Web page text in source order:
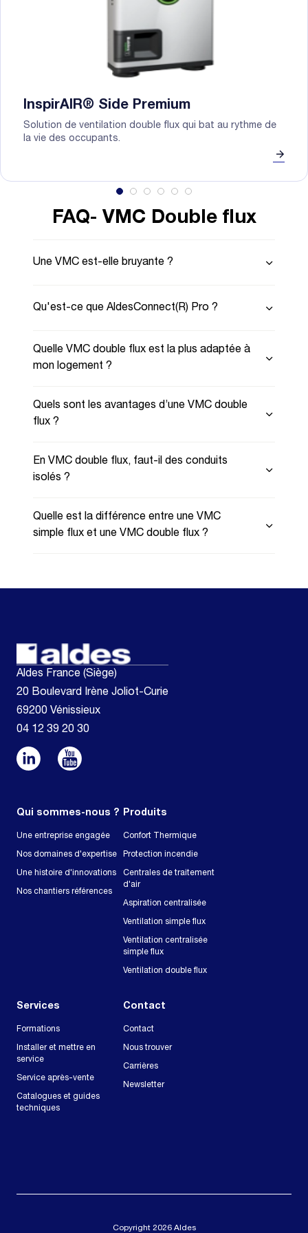
InspirAIR® Side Premium
Solution de ventilation double flux qui bat au rythme de
la vie des occupants.
FAQ- VMC Double flux
Une VMC est-elle bruyante ?
Qu'est-ce que AldesConnect(R) Pro ?
Quelle VMC double flux est la plus adaptée à
mon logement ?
Quels sont les avantages d’une VMC double
flux ?
En VMC double flux, faut-il des conduits
isolés ?
Quelle est la différence entre une VMC
simple flux et une VMC double flux ?
Aldes France (Siège)
20 Boulevard Irène Joliot-Curie
69200 Vénissieux
04 12 39 20 30
Qui sommes-nous ?
Une entreprise engagée
Nos domaines d'expertise
Une histoire d'innovations
Nos chantiers références
Produits
Confort Thermique
Protection incendie
Centrales de traitement
d'air
Aspiration centralisée
Ventilation simple flux
Ventilation centralisée
simple flux
Ventilation double flux
Services
Formations
Installer et mettre en
service
Service après-vente
Catalogues et guides
techniques
Contact
Contact
Nous trouver
Carrières
Newsletter
Copyright 2026 Aldes